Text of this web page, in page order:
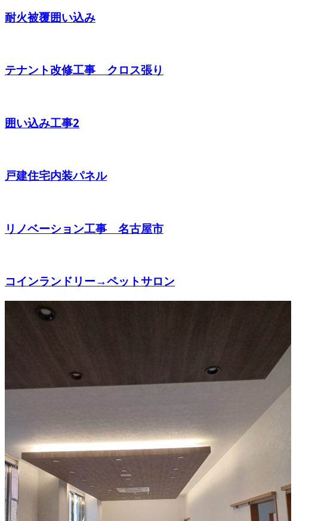
耐火被覆囲い込み
テナント改修工事 クロス張り
囲い込み工事2
戸建住宅内装パネル
リノベーション工事 名古屋市
コインランドリー→ペットサロン